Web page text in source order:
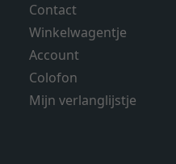
Contact
Winkelwagentje
Account
Colofon
Mijn verlanglijstje